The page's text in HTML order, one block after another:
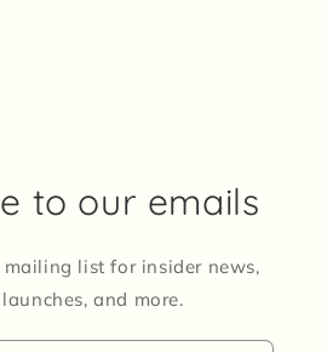
to our emails
mailing list for insider news,
and more.